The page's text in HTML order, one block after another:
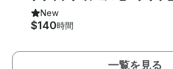
New
$140時間
一覧を見る